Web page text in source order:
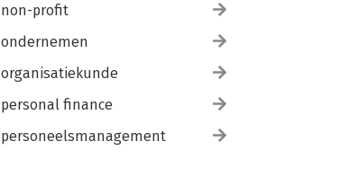
non-profit
ondernemen
organisatiekunde
personal finance
personeelsmanagement